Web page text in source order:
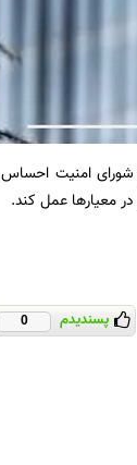
شورای امنیت احساس
معیارها عمل کند.
پسندیدم 0